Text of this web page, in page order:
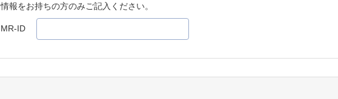
情報をお持ちの方のみご記入ください。
MR-ID